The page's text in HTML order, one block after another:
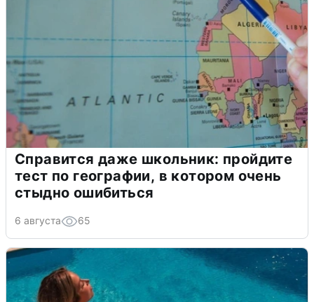
Справится даже школьник: пройдите
тест по географии, в котором очень
стыдно ошибиться
6 августа 65